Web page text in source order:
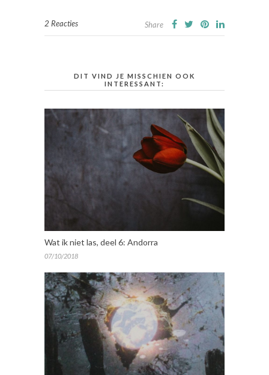
2 Reacties Share
DIT VIND JE MISSCHIEN OOK
INTERESSANT:
Wat ik niet las, deel 6: Andorra
07/10/2018